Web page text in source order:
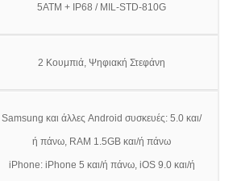
5ATM + IP68 / MIL-STD-810G
2 Κουμπιά, Ψηφιακή Στεφάνη
Samsung και άλλες Android συσκευές: 5.0 και/
ή πάνω, RAM 1.5GB και/ή πάνω
iPhone: iPhone 5 και/ή πάνω, iOS 9.0 και/ή